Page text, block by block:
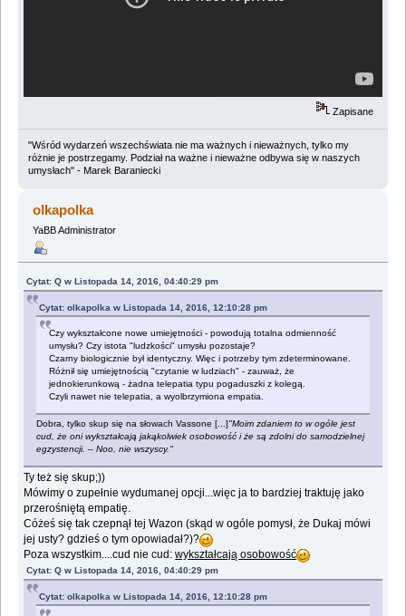
Zapisane
"Wśród wydarzeń wszechświata nie ma ważnych i nieważnych, tylko my
różnie je postrzegamy. Podział na ważne i nieważne odbywa się w naszych
umysłach" - Marek Baraniecki
olkapolka
YaBB Administrator
Cytat: Q w Listopada 14, 2016, 04:40:29 pm
Cytat: olkapolka w Listopada 14, 2016, 12:10:28 pm
Czy wykształcone nowe umiejętności - powodują totalna odmienność
umysłu? Czy istota "ludzkości" umysłu pozostaje?
Czarny biologicznie był identyczny. Więc i potrzeby tym zdeterminowane.
Różnił się umiejętnością "czytanie w ludziach" - zauważ, że
jednokierunkową - żadna telepatia typu pogaduszki z kolegą.
Czyli nawet nie telepatia, a wyolbrzymiona empatia.
Dobra, tylko skup się na słowach Vassone [...]"Moim zdaniem to w ogóle jest
cud, że oni wykształcają jakąkolwiek osobowość i że są zdolni do samodzielnej
egzystencji. – Noo, nie wszyscy."
Ty też się skup;))
Mówimy o zupełnie wydumanej opcji...więc ja to bardziej traktuję jako
przerośniętą empatię.
Cóżeś się tak czepnął tej Wazon (skąd w ogóle pomysł, że Dukaj mówi
jej usty? gdzieś o tym opowiadał?)?
Poza wszystkim....cud nie cud:wykształcają osobowość
Cytat: Q w Listopada 14, 2016, 04:40:29 pm
Cytat: olkapolka w Listopada 14, 2016, 12:10:28 pm